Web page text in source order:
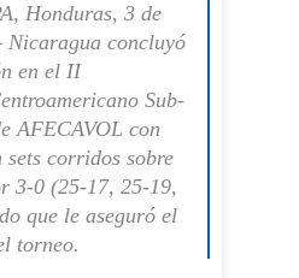
Honduras, 3 de
Nicaragua concluyó
en el II
Sub-
AFECAVOL con
corridos sobre
3-0 (25-17, 25-19,
que le aseguró el
torneo.